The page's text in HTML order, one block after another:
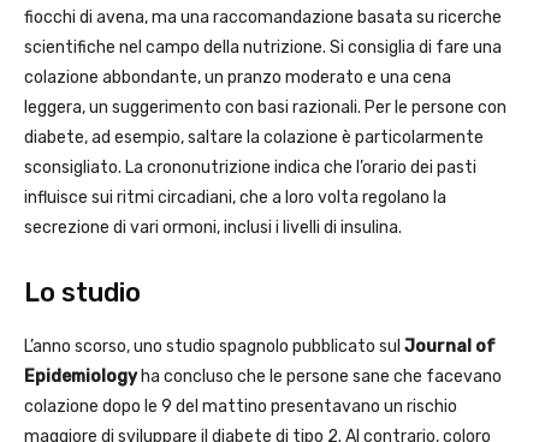
fiocchi di avena, ma una raccomandazione basata su ricerche
scientifiche nel campo della nutrizione. Si consiglia di fare una
colazione abbondante, un pranzo moderato e una cena
leggera, un suggerimento con basi razionali. Per le persone con
diabete, ad esempio, saltare la colazione è particolarmente
sconsigliato. La crononutrizione indica che l’orario dei pasti
influisce sui ritmi circadiani, che a loro volta regolano la
secrezione di vari ormoni, inclusi i livelli di insulina.
Lo studio
L’anno scorso, uno studio spagnolo pubblicato sul Journal of
Epidemiologyha concluso che le persone sane che facevano
colazione dopo le 9 del mattino presentavano un rischio
maggiore di sviluppare il diabete di tipo 2. Al contrario, coloro